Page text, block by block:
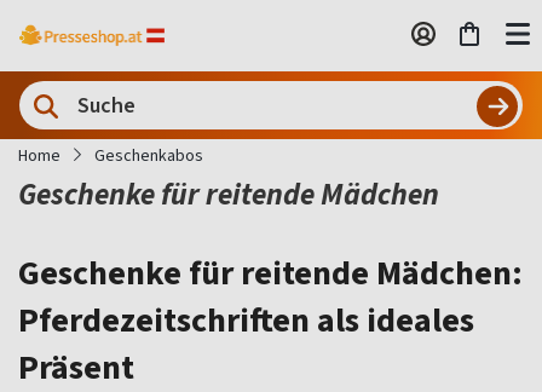
Home Geschenkabos
Geschenke für reitende Mädchen
Geschenke für reitende Mädchen:
Pferdezeitschriften als ideales
Präsent